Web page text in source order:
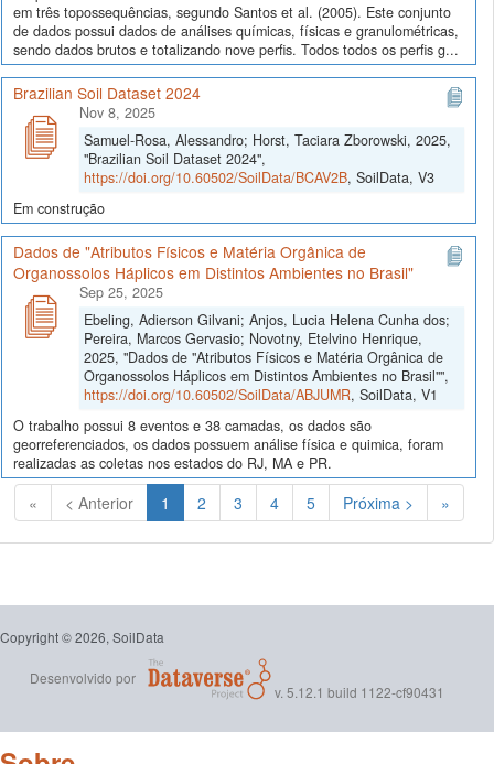
em três topossequências, segundo Santos et al. (2005). Este conjunto
de dados possui dados de análises químicas, físicas e granulométricas,
sendo dados brutos e totalizando nove perfis. Todos todos os perfis g...
Brazilian Soil Dataset 2024
Nov 8, 2025
Samuel-Rosa, Alessandro; Horst, Taciara Zborowski, 2025,
"Brazilian Soil Dataset 2024",
https://doi.org/10.60502/SoilData/BCAV2B, SoilData, V3
Em construção
Dados de "Atributos Físicos e Matéria Orgânica de
Organossolos Háplicos em Distintos Ambientes no Brasil"
Sep 25, 2025
Ebeling, Adierson Gilvani; Anjos, Lucia Helena Cunha dos;
Pereira, Marcos Gervasio; Novotny, Etelvino Henrique,
2025, "Dados de "Atributos Físicos e Matéria Orgânica de
Organossolos Háplicos em Distintos Ambientes no Brasil"",
https://doi.org/10.60502/SoilData/ABJUMR, SoilData, V1
O trabalho possui 8 eventos e 38 camadas, os dados são
georreferenciados, os dados possuem análise física e quimica, foram
realizadas as coletas nos estados do RJ, MA e PR.
« < Anterior 1 (Atual)
2 3 4 5 Próxima > »
Copyright © 2026, SoilData
Desenvolvido por
v. 5.12.1 build 1122-cf90431